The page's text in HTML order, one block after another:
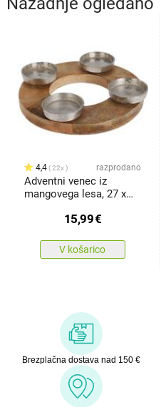
4,4 22x razprodano
Adventni venec iz
mangovega lesa, 27 x
15,99€
V košarico
Brezplačna dostava nad 150 €